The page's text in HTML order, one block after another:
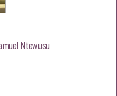
Ntewusu